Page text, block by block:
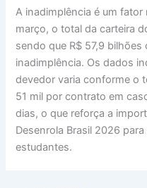
A inadimplência é um
março, o total da carteira
sendo que R$ 57,9
inadimplência. Os dados
devedor varia conforme o
51 mil por contrato em
dias, o que reforça a
Desenrola Brasil 2026
estudantes.